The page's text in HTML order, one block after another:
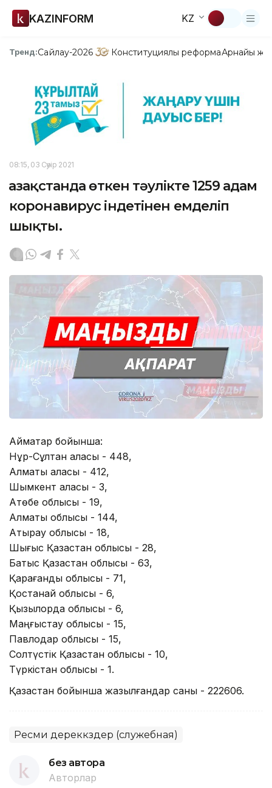
KAZINFORM KZ
Тренд:Сайлау-2026 Конституциялық реформаАрнайы
08:15, 03 Сәуір 2021
Қазақстанда өткен тәулікте 1259 адам
коронавирус індетінен емделіп
шықты.
Аймақтар бойынша:
Нұр-Сұлтан қаласы - 448,
Алматы қаласы - 412,
Шымкент қаласы - 3,
Ақтөбе облысы - 19,
Алматы облысы - 144,
Атырау облысы - 18,
Шығыс Қазақстан облысы - 28,
Батыс Қазақстан облысы - 63,
Қарағанды облысы - 71,
Қостанай облысы - 6,
Қызылорда облысы - 6,
Маңғыстау облысы - 15,
Павлодар облысы - 15,
Солтүстік Қазақстан облысы - 10,
Түркістан облысы - 1.
Қазақстан бойынша жазылғандар саны - 222606.
Ресми дереккөздер (служебная)
без автора
Авторлар